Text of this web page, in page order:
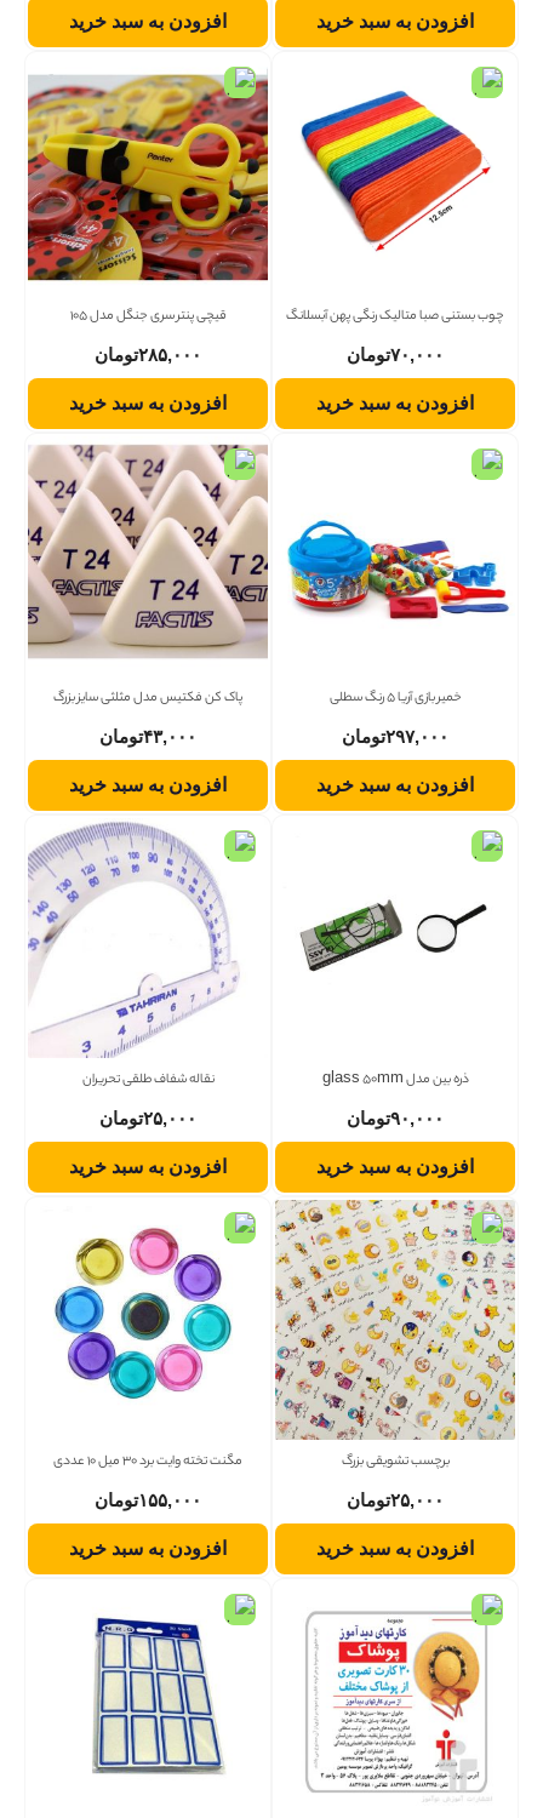
افزودن به سبد خرید افزودن به سبد خرید
چوب بستنی صبا متالیک رنگی پهن آبسلانگ
۷۰,۰۰۰تومان
افزودن به سبد خرید
قیچی پنتر سری جنگل مدل 105
۲۸۵,۰۰۰تومان
افزودن به سبد خرید
خمیر بازی آریا 5 رنگ سطلی
۲۹۷,۰۰۰تومان
افزودن به سبد خرید
پاک کن فکتیس مدل مثلثی سایز بزرگ
۴۳,۰۰۰تومان
افزودن به سبد خرید
ذره بین مدل glass 50mm
۹۰,۰۰۰تومان
افزودن به سبد خرید
نقاله شفاف طلقی تحریران
۲۵,۰۰۰تومان
افزودن به سبد خرید
برچسب تشویقی بزرگ
۲۵,۰۰۰تومان
افزودن به سبد خرید
مگنت تخته وایت برد 30 میل 10 عددی
۱۵۵,۰۰۰تومان
افزودن به سبد خرید